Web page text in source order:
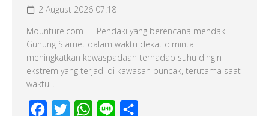
2 August 2026 07:18
Mounture.com — Pendaki yang berencana mendaki
Gunung Slamet dalam waktu dekat diminta
meningkatkan kewaspadaan terhadap suhu dingin
ekstrem yang terjadi di kawasan puncak, terutama saat
waktu...
Facebook
Twitter WhatsApp
Line